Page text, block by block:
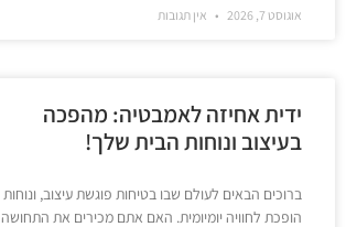
אוגוסט 7, 2026 אין תגובות
ידית אחיזה לאמבטיה: מהפכה
בעיצוב ונוחות הבית שלך!
ברוכים הבאים לעולם שבו בטיחות פוגשת עיצוב, ונוחות
הופכת לחוויה יומיומית. האם אתם מכירים את התחושה